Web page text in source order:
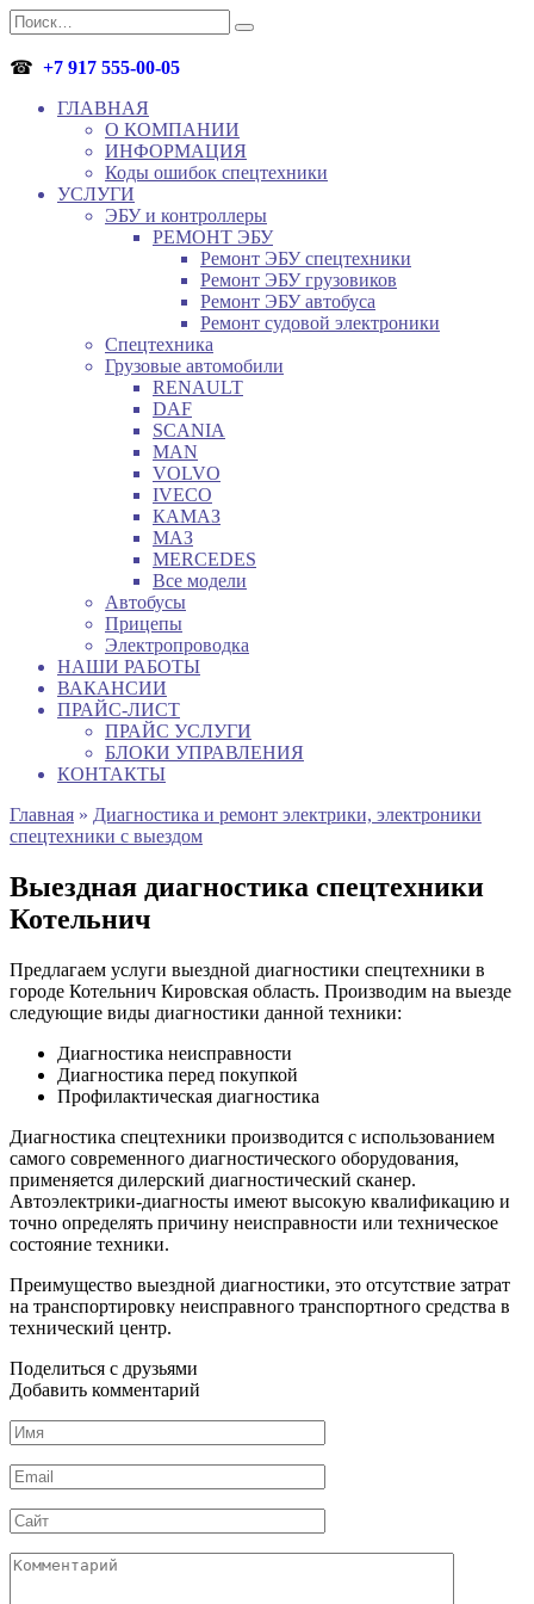
Перейти
к
содержанию
Search
for:
☎ +7 917 555-00-05
ГЛАВНАЯ
О КОМПАНИИ
ИНФОРМАЦИЯ
Коды ошибок спецтехники
УСЛУГИ
ЭБУ и контроллеры
РЕМОНТ ЭБУ
Ремонт ЭБУ спецтехники
Ремонт ЭБУ грузовиков
Ремонт ЭБУ автобуса
Ремонт судовой электроники
Спецтехника
Грузовые автомобили
RENAULT
DAF
SCANIA
MAN
VOLVO
IVECO
КАМАЗ
МАЗ
MERCEDES
Все модели
Автобусы
Прицепы
Электропроводка
НАШИ РАБОТЫ
ВАКАНСИИ
ПРАЙС-ЛИСТ
ПРАЙС УСЛУГИ
БЛОКИ УПРАВЛЕНИЯ
КОНТАКТЫ
Главная » Диагностика и ремонт электрики, электроники
спецтехники с выездом
Выездная диагностика спецтехники
Котельнич
Предлагаем услуги выездной диагностики спецтехники в
городе Котельнич Кировская область. Производим на выезде
следующие виды диагностики данной техники:
Диагностика неисправности
Диагностика перед покупкой
Профилактическая диагностика
Диагностика спецтехники производится с использованием
самого современного диагностического оборудования,
применяется дилерский диагностический сканер.
Автоэлектрики-диагносты имеют высокую квалификацию и
точно определять причину неисправности или техническое
состояние техники.
Преимущество выездной диагностики, это отсутствие затрат
на транспортировку неисправного транспортного средства в
технический центр.
Поделиться с друзьями
Добавить комментарий
Имя
*
Email
*
Сайт
Комментарий